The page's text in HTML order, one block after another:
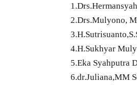
2.Drs.Mulyono,
4.H.Sukhyar
5.Eka Syahputra
6.dr.Juliana,MM